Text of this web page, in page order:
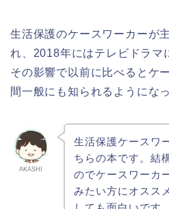
生活保護のケースワーカーが
れ、2018年にはテレビドラマ
その影響で以前に比べるとケ
間一般にも知られるようにな
AKASHI
生活保護ケースワ
ちらの本です。結
のでケースワーカ
みたい方にオスス